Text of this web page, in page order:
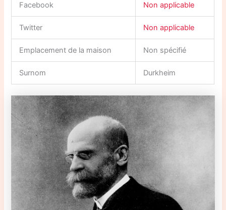
Facebook Non applicable
Twitter Non applicable
Emplacement de la maison Non spécifié
Surnom Durkheim